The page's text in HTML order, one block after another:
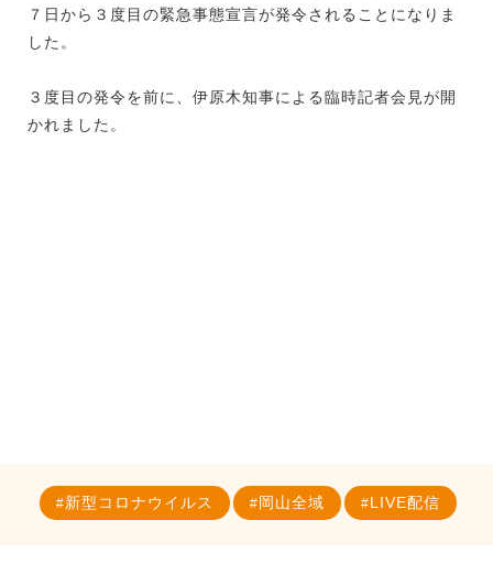
７日から３度目の緊急事態宣言が発令されることになりま
した。
３度目の発令を前に、伊原木知事による臨時記者会見が開
かれました。
新型コロナウイルス 岡山全域 LIVE配信